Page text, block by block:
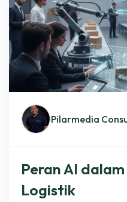
Pilarmedia
Peran AI
Logistik